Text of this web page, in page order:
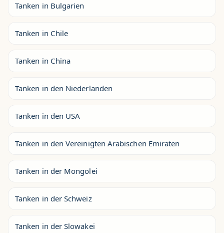
Tanken in Bulgarien
Tanken in Chile
Tanken in China
Tanken in den Niederlanden
Tanken in den USA
Tanken in den Vereinigten Arabischen Emiraten
Tanken in der Mongolei
Tanken in der Schweiz
Tanken in der Slowakei